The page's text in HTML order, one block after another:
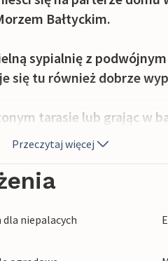
Bałtyckim.
sypialnię z
się tu również dobrze
tarasie lub grając w
Zaledwie kilka
Morzem Bałtyckim, na
od właściciela na
Przeczytaj więcej
dla niepalacych